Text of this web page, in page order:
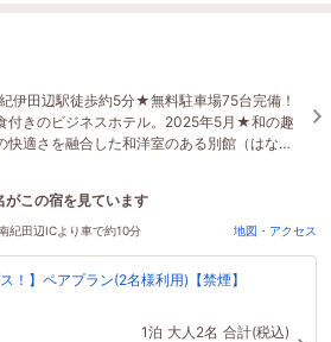
伊田辺駅徒歩約5分★無料駐車場75台完備！
付きのビジネスホテル。2025年5月★和の趣
快適さを融合した和洋室のある別館（はな
オープン！★12歳以下のお子様まで添い寝無
がこの宿を見ています
紀田辺ICより車で約10分 地図・アクセス
！】ペアプラン(2名様利用)【禁煙】
1泊 大人2名 合計(税込)